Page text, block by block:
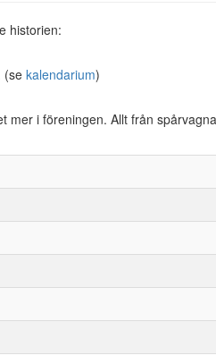
historien:
(sekalendarium)
i föreningen. Allt från